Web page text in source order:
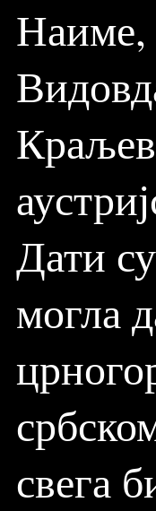
Наиме,
Дати
могла
свега